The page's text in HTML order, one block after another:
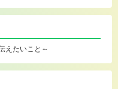
えたいこと～